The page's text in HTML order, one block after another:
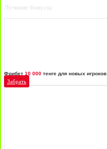
Лучшие бонусы
Фрибет 10 000 тенге для новых игроков
Забрать